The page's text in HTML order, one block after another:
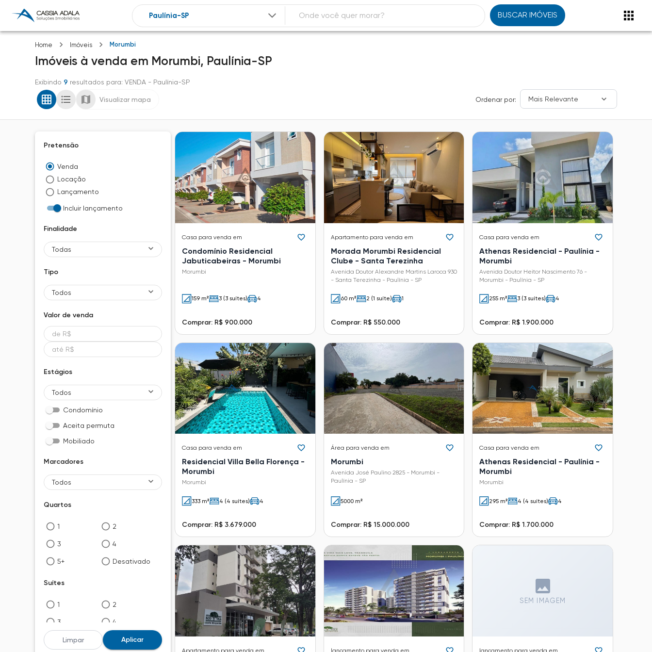
BUSCAR IMÓVEIS
Home Imóveis Morumbi
Imóveis à venda em Morumbi, Paulínia-SP
Exibindo 9 resultados para: VENDA - Paulínia-SP
Visualizar mapa Ordenar por: Mais Relevante
Pretensão
Venda
Locação
Lançamento
Incluir lançamento
Finalidade
Todas
Tipo
Todos
Valor de venda
Estágios
Todos
Condomínio
Aceita permuta
Mobiliado
Marcadores
Todos
Quartos
1 2
3 4
5+ Desativado
Suítes
1 2
3 4
5+ Desativado
Limpar Aplicar
Casa para venda em
Condomínio Residencial
Jabuticabeiras - Morumbi
Morumbi
159 m² 3 (3 suítes) 4
Comprar: R$ 900.000
Apartamento para venda em
Morada Morumbi Residencial
Clube - Santa Terezinha
Avenida Doutor Alexandre Martins Laroca 930
- Santa Terezinha - Paulínia - SP
60 m² 2 (1 suíte) 1
Comprar: R$ 550.000
Casa para venda em
Athenas Residencial - Paulínia -
Morumbi
Avenida Doutor Heitor Nascimento 76 -
Morumbi - Paulínia - SP
255 m² 3 (3 suítes) 4
Comprar: R$ 1.900.000
Casa para venda em
Residencial Villa Bella Florença -
Morumbi
Morumbi
333 m² 4 (4 suítes) 4
Comprar: R$ 3.679.000
Área para venda em
Morumbi
Avenida José Paulino 2825 - Morumbi -
Paulínia - SP
5000 m²
Comprar: R$ 15.000.000
Casa para venda em
Athenas Residencial - Paulínia -
Morumbi
Morumbi
295 m² 4 (4 suítes) 4
Comprar: R$ 1.700.000
Apartamento para venda em lançamento para venda em
SEM IMAGEM
lançamento para venda em